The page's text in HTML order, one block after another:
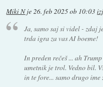
Miki Nje26. feb 2025 ob 10:03
Ja, samo saj si videl - zdaj
trda igra za vas AI boeme!
In preden rečeš ... ah
umetnik je trol. Vedno bil.
in te fore... samo drugo ime